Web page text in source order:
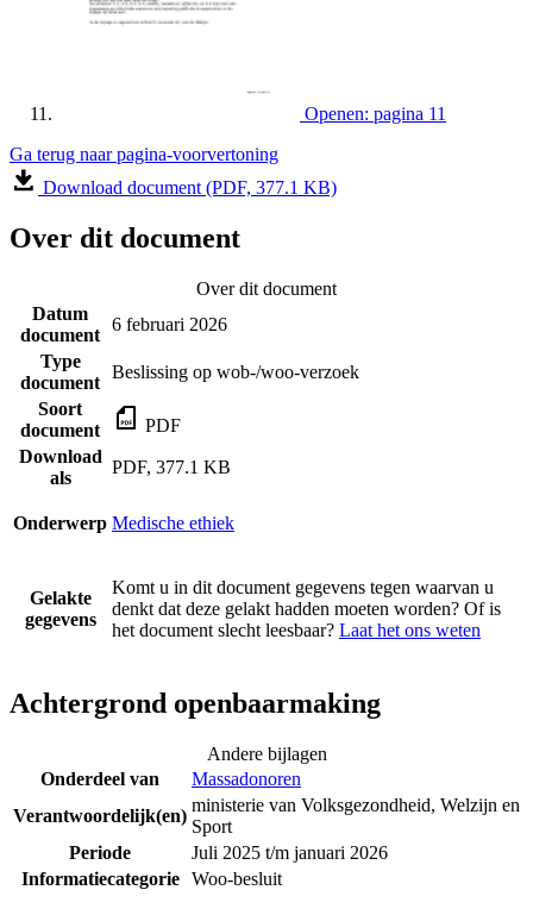
Openen: pagina 11
Ga terug naar pagina-voorvertoning
Download document (PDF, 377.1 KB)
Over dit document
Over dit document
Datum
document
6 februari 2026
Type
document
Beslissing op wob-/woo-verzoek
Soort
document
PDF
Download
als
PDF, 377.1 KB
Onderwerp Medische ethiek
Gelakte
gegevens
Komt u in dit document gegevens tegen waarvan u
denkt dat deze gelakt hadden moeten worden? Of is
het document slecht leesbaar? Laat het ons weten
Achtergrond openbaarmaking
Andere bijlagen
Onderdeel van
Massadonoren
Verantwoordelijk(en)
ministerie van Volksgezondheid, Welzijn en
Sport
Periode
Juli 2025 t/m januari 2026
Informatiecategorie
Woo-besluit